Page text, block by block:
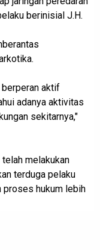
berinisial J.H.
berperan aktif
adanya aktivitas
sekitarnya,"
melakukan
terduga pelaku
proses hukum lebih